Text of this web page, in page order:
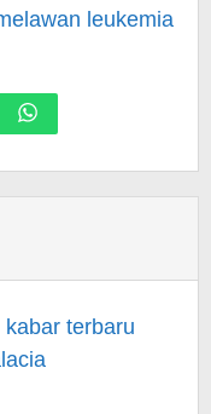
leukemia
terbaru